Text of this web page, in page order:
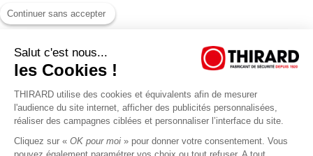
Continuer sans accepter
Salut c'est nous...
les Cookies !
THIRARD utilise des cookies et équivalents afin de mesurer
l'audience du site internet, afficher des publicités personnalisées,
réaliser des campagnes ciblées et personnaliser l’interface du site.
Cliquez sur « OK pour moi » pour donner votre consentement. Vous